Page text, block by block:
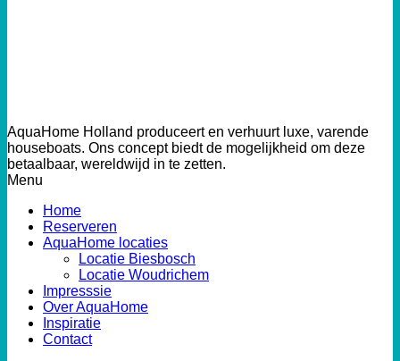
AquaHome Holland produceert en verhuurt luxe, varende
houseboats. Ons concept biedt de mogelijkheid om deze
betaalbaar, wereldwijd in te zetten.
Menu
Home
Reserveren
AquaHome locaties
Locatie Biesbosch
Locatie Woudrichem
Impresssie
Over AquaHome
Inspiratie
Contact